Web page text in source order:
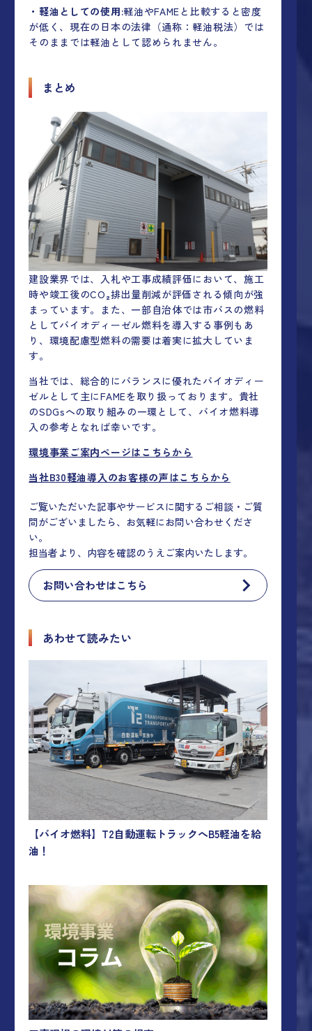
・軽油としての使用:軽油やFAMEと比較すると密度
が低く、現在の日本の法律（通称：軽油税法）では
そのままでは軽油として認められません。
まとめ
建設業界では、入札や工事成績評価において、施工
時や竣工後のCO₂排出量削減が評価される傾向が強
まっています。また、一部自治体では市バスの燃料
としてバイオディーゼル燃料を導入する事例もあ
り、環境配慮型燃料の需要は着実に拡大していま
す。
当社では、総合的にバランスに優れたバイオディー
ゼルとして主にFAMEを取り扱っております。貴社
のSDGsへの取り組みの一環として、バイオ燃料導
入の参考となれば幸いです。
環境事業ご案内ページはこちらから
当社B30軽油導入のお客様の声はこちらから
ご覧いただいた記事やサービスに関するご相談・ご質
問がございましたら、お気軽にお問い合わせくださ
い。
担当者より、内容を確認のうえご案内いたします。
お問い合わせはこちら
あわせて読みたい
【バイオ燃料】T2自動運転トラックへB5軽油を給
油！